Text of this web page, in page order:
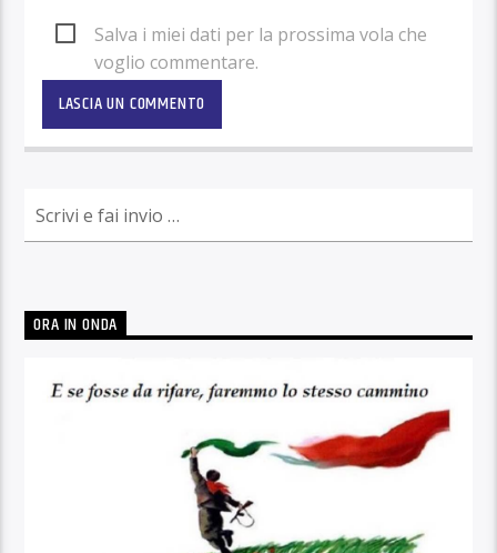
Salva i miei dati per la prossima vola che
voglio commentare.
ORA IN ONDA